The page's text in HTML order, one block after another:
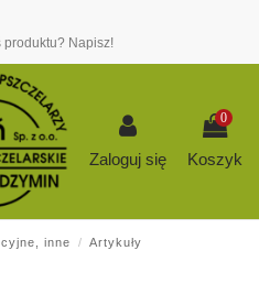
produktu? Napisz!
Zaloguj się
0
Koszyk
inne
Artykuły